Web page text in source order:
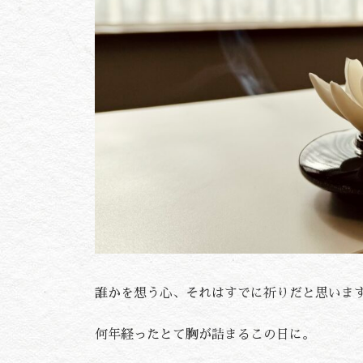
誰かを想う心、それはすでに祈りだと思いま
何年経ったとて胸が詰まるこの日に。